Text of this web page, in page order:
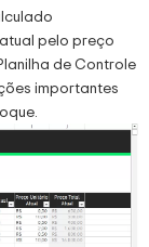
pelo preço
de Controle
importantes